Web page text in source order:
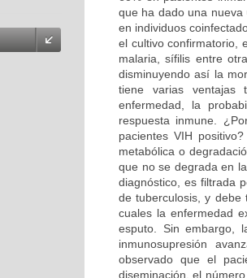
que ha dado una
en individuos
el cultivo confirmatorio,
malaria, sífilis entre
disminuyendo así la
tiene varias ventajas
enfermedad, la
respuesta inmune.
pacientes VIH
metabólica o
que no se degrada en
diagnóstico, es filtrada
de tuberculosis, y debe
cuales la enfermedad
esputo. Sin embargo,
inmunosupresión
observado que el
diseminación, el